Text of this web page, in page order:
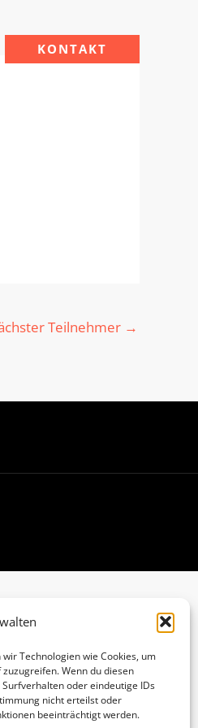
Technologien wie Cookies, um
Wenn du diesen
oder eindeutige IDs
nicht erteilst oder
beeinträchtigt werden.
KONTAKT
Teilnehmer →